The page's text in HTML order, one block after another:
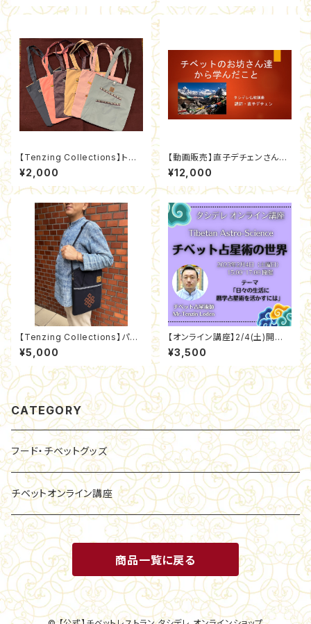
【Tenzing Collections】トー
トバッグ全４色
¥2,000
【動画販売】直子デチェンさんお
話会「チベットのお坊さん達から
学んだこと」
¥12,000
【Tenzing Collections】パソ
コン＆IPAD収納バッグ（縦）
¥5,000
【オンライン講座】2/4(土)開催
チベット暦学占星術講座（テンジ
ン・ロデン氏）テーマ 「日々の生
活に暦学占星術をいかすには」
¥3,500
CATEGORY
フード・チベットグッズ
チベットオンライン講座
商品一覧に戻る